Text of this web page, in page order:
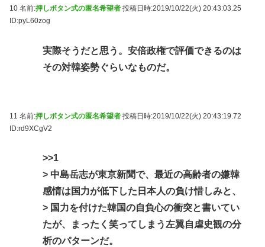
10 名前:押しボタン式の匿名希望者 投稿日時:2019/10/22(火) 20:43:03.25
ID:pyL60zog
実際そうだと思う。安倍政権で評価できるのは
その対韓姿勢ぐらいなものだ。
11 名前:押しボタン式の匿名希望者 投稿日時:2019/10/22(火) 20:43:19.72
ID:rd9XCgV2
>>1
> 中島岳志が東京新聞で、最近の高齢者の嫌韓
感情は国力が低下した日本人の負け惜しみと、
> 国力を付けた韓国の自負心の衝突と書いてい
たが、まったく笑ってしまう左翼自虐史観の分
析のパターンだ。